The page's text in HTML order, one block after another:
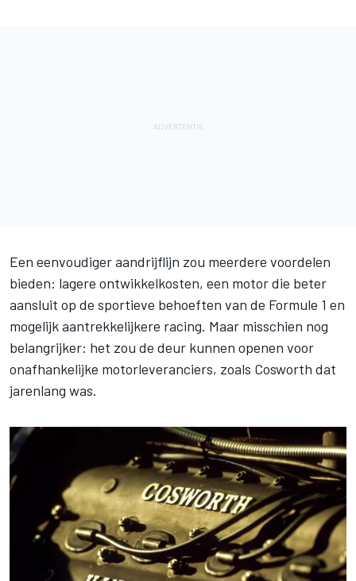
Een eenvoudiger aandrijflijn zou meerdere voordelen
bieden: lagere ontwikkelkosten, een motor die beter
aansluit op de sportieve behoeften van de Formule 1 en
mogelijk aantrekkelijkere racing. Maar misschien nog
belangrijker: het zou de deur kunnen openen voor
onafhankelijke motorleveranciers, zoals Cosworth dat
jarenlang was.